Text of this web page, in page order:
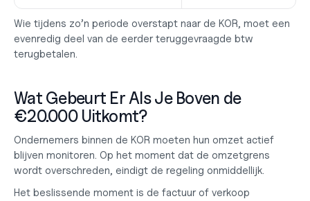
Wie tijdens zo’n periode overstapt naar de KOR, moet een
evenredig deel van de eerder teruggevraagde btw
terugbetalen.
Wat Gebeurt Er Als Je Boven de
€20.000 Uitkomt?
Ondernemers binnen de KOR moeten hun omzet actief
blijven monitoren. Op het moment dat de omzetgrens
wordt overschreden, eindigt de regeling onmiddellijk.
Het beslissende moment is de factuur of verkoop